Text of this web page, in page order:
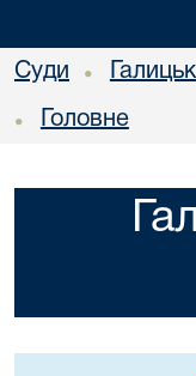
Суди •
• Головне